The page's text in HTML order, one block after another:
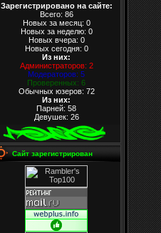
Зарегистрировано на сайте:
Всего: 86
Новых за месяц: 0
Новых за неделю: 0
Новых вчера: 0
Новых сегодня: 0
Из них:
Администраторов: 2
Модераторов: 5
Проверенных: 6
Обычных юзеров: 72
Из них:
Парней: 58
Девушек: 26
Сайт зарегистрирован